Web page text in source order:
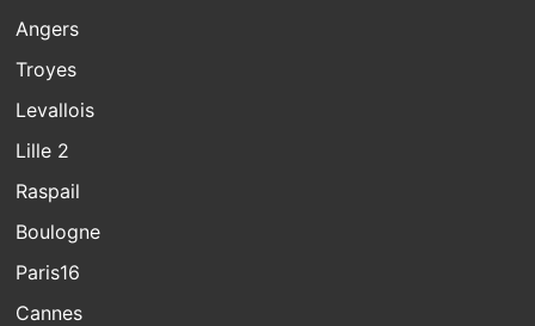
Angers
Troyes
Levallois
Lille 2
Raspail
Boulogne
Paris16
Cannes